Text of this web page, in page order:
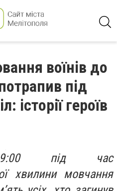
воїнів до
під
історії героїв
під час
хвилини мовчання